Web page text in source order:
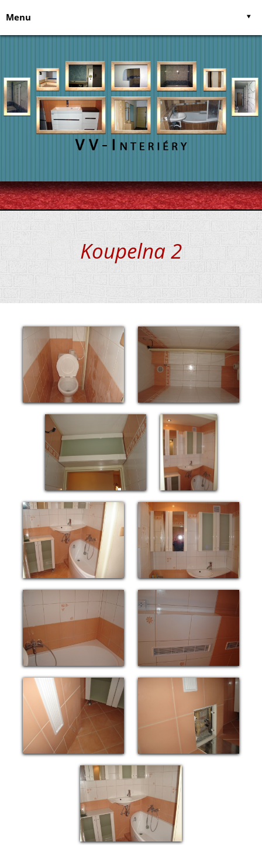
Menu
Služby
Postele na míru
Kuchyně
Koupelny
Zednické práce
Elekrikářské práce
O nás
Napište nám
Recenze uživatelů
Kontakt
Koupelna 2